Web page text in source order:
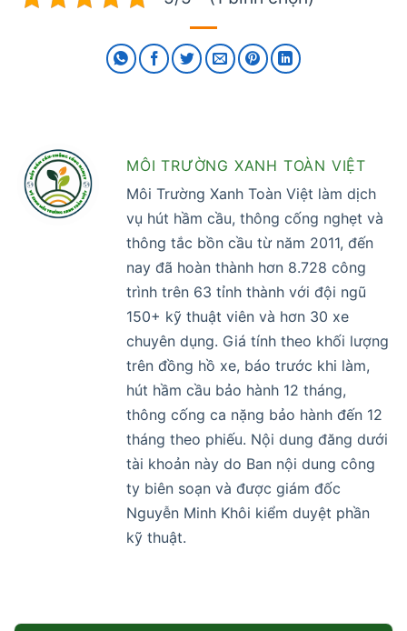
MÔI TRƯỜNG XANH TOÀN VIỆT
Môi Trường Xanh Toàn Việt làm dịch
vụ hút hầm cầu, thông cống nghẹt và
thông tắc bồn cầu từ năm 2011, đến
nay đã hoàn thành hơn 8.728 công
trình trên 63 tỉnh thành với đội ngũ
150+ kỹ thuật viên và hơn 30 xe
chuyên dụng. Giá tính theo khối lượng
trên đồng hồ xe, báo trước khi làm,
hút hầm cầu bảo hành 12 tháng,
thông cống ca nặng bảo hành đến 12
tháng theo phiếu. Nội dung đăng dưới
tài khoản này do Ban nội dung công
ty biên soạn và được giám đốc
Nguyễn Minh Khôi kiểm duyệt phần
kỹ thuật.